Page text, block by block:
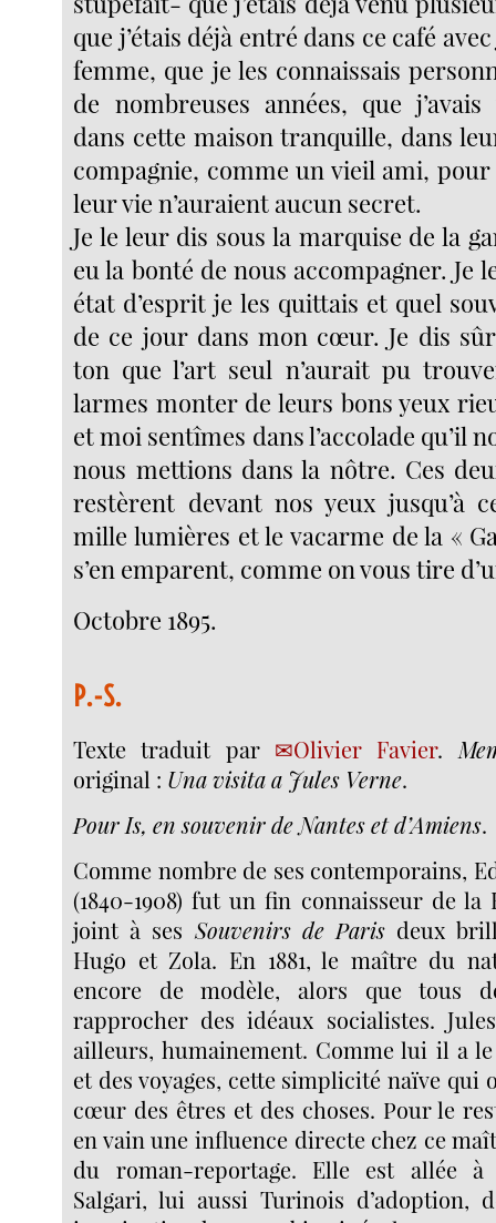
que j’étais déjà entré dans ce café
femme, que je les connaissais
de nombreuses années, que
dans cette maison tranquille, dans
compagnie, comme un vieil ami,
leur vie n’auraient aucun secret.
Je le leur dis sous la marquise de la
eu la bonté de nous accompagner. Je
état d’esprit je les quittais et quel
de ce jour dans mon cœur. Je dis
ton que l’art seul n’aurait pu
larmes monter de leurs bons yeux
et moi sentîmes dans l’accolade qu’il
nous mettions dans la nôtre. Ces
restèrent devant nos yeux jusqu’à
mille lumières et le vacarme de la «
s’en emparent, comme on vous tire
Octobre 1895.
P.-S.
Texte traduit par Olivier Favier.
original : Una visita a Jules Verne.
Pour Is, en souvenir de Nantes et d’Amiens.
Comme nombre de ses contemporains,
(1840-1908) fut un fin connaisseur de la
joint à ses Souvenirs de Parisdeux
Hugo et Zola. En 1881, le maître du
encore de modèle, alors que tous
rapprocher des idéaux socialistes.
ailleurs, humainement. Comme lui il a le
et des voyages, cette simplicité naïve qui
cœur des êtres et des choses. Pour le
en vain une influence directe chez ce
du roman-reportage. Elle est allée à
Salgari, lui aussi Turinois d’adoption,